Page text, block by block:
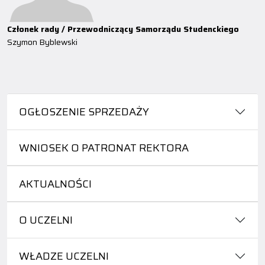
OGŁOSZENIE SPRZEDAŻY
WNIOSEK O PATRONAT REKTORA
AKTUALNOŚCI
O UCZELNI
WŁADZE UCZELNI
Członek rady / Przewodniczący Samorządu Studenckiego
Szymon Byblewski